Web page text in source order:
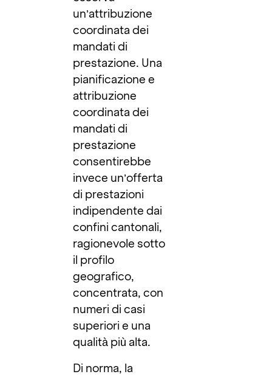
un’attribuzione
coordinata dei
mandati di
prestazione. Una
pianificazione e
attribuzione
coordinata dei
mandati di
prestazione
consentirebbe
invece un’offerta
di prestazioni
indipendente dai
confini cantonali,
ragionevole sotto
il profilo
geografico,
concentrata, con
numeri di casi
superiori e una
qualità più alta.
Di norma, la